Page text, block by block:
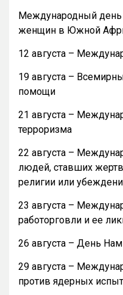
Международный день
женщин в Южной
12 августа –
19 августа –
помощи
21 августа –
терроризма
22 августа –
людей, ставших
религии или
23 августа –
работорговли и ее
26 августа – День
29 августа –
против ядерных